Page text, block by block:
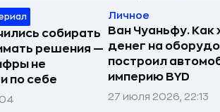
собирать
решения —
не
по себе
Личное
Ван Чуаньфу. Как
денег на
построил
империю BYD
27 июля 2026, 22:13